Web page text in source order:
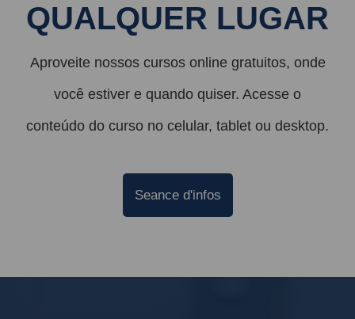
QUALQUER LUGAR
Aproveite nossos cursos online gratuitos, onde
você estiver e quando quiser. Acesse o
conteúdo do curso no celular, tablet ou desktop.
Seance d'infos